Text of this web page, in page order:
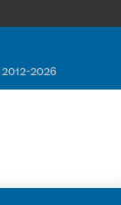
2012-2026